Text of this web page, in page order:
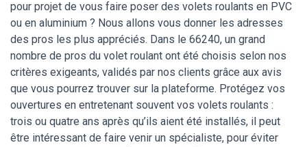
pour projet de vous faire poser des volets roulants en PVC
ou en aluminium ? Nous allons vous donner les adresses
des pros les plus appréciés. Dans le 66240, un grand
nombre de pros du volet roulant ont été choisis selon nos
critères exigeants, validés par nos clients grâce aux avis
que vous pourrez trouver sur la plateforme. Protégez vos
ouvertures en entretenant souvent vos volets roulants :
trois ou quatre ans après qu’ils aient été installés, il peut
être intéressant de faire venir un spécialiste, pour éviter